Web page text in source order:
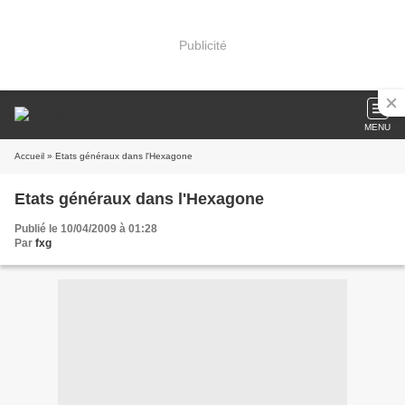
Publicité
MENU
Accueil » Etats généraux dans l'Hexagone
Etats généraux dans l'Hexagone
Publié le 10/04/2009 à 01:28
Par fxg